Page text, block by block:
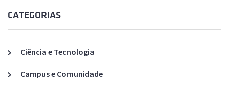
CATEGORIAS
Ciência e Tecnologia
Campus e Comunidade